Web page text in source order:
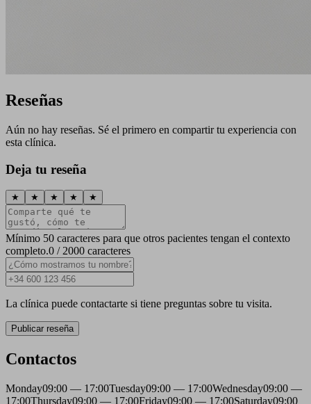
Reseñas
Aún no hay reseñas. Sé el primero en compartir tu experiencia con
esta clínica.
Deja tu reseña
★ ★ ★ ★ ★
Mínimo 50 caracteres para que otros pacientes tengan el contexto
completo.0 / 2000 caracteres
La clínica puede contactarte si tiene preguntas sobre tu visita.
Publicar reseña
Contactos
Monday09:00 — 17:00Tuesday09:00 — 17:00Wednesday09:00 —
17:00Thursday09:00 — 17:00Friday09:00 — 17:00Saturday09:00